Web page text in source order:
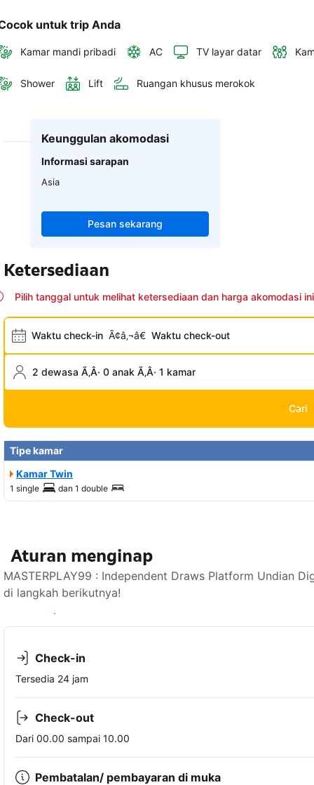
untuk trip Anda
Kamar mandi pribadi AC TV layar datar
Shower Lift Ruangan khusus merokok
Keunggulan akomodasi
Informasi sarapan
Asia
Pesan sekarang
Ketersediaan
Pilih tanggal untuk melihat ketersediaan dan harga akomodasi ini
Waktu check-in Ã¢â‚¬â€ Waktu check-out
2 dewasa Ã‚Â· 0 anak Ã‚Â· 1 kamar
Cari
Tipe kamar
Kamar Twin
1 single dan 1 double
Aturan menginap
MASTERPLAY99 : Independent Draws Platform Undian
di langkah berikutnya!
Lihat ketersediaan
Check-in
Tersedia 24 jam
Check-out
Dari 00.00 sampai 10.00
Pembatalan/ pembayaran di muka